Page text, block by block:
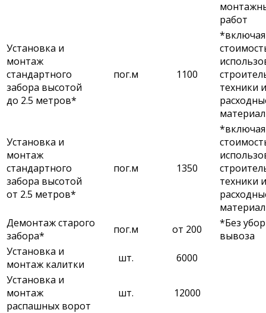
работ
Установка и
монтаж
стандартного
забора высотой
до 2.5 метров*
пог.м 1100
*включая
техники и
Установка и
монтаж
стандартного
забора высотой
от 2.5 метров*
пог.м 1350
*включая
техники и
Демонтаж старого
забора*
пог.м от 200
*Без
вывоза
Установка и
монтаж калитки
шт.
6000
Установка и
монтаж
распашных ворот
шт. 12000